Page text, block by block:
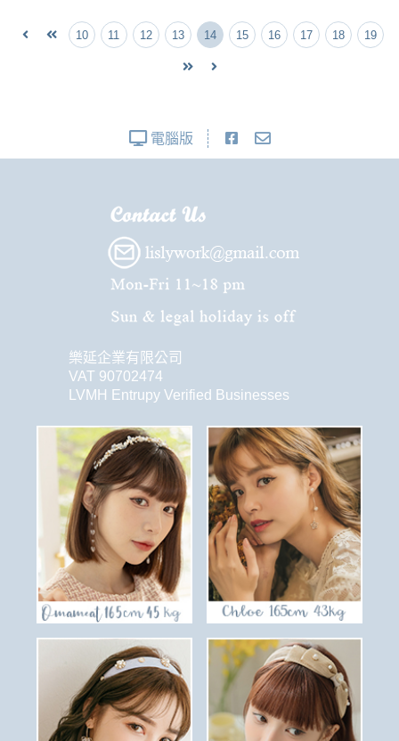
10 11 12 13 14 15 16 17 18 19
電腦版
樂延企業有限公司
VAT 90702474
LVMH Entrupy Verified Businesses